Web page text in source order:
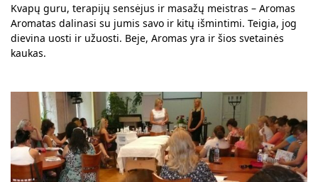
Kvapų guru, terapijų sensėjus ir masažų meistras – Aromas
Aromatas dalinasi su jumis savo ir kitų išmintimi. Teigia, jog
dievina uosti ir užuosti. Beje, Aromas yra ir šios svetainės
kaukas.